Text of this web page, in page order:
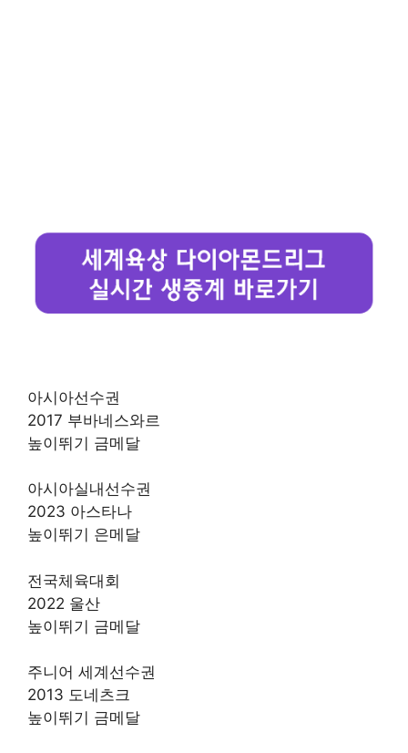
아시아선수권
2017 부바네스와르
높이뛰기 금메달
아시아실내선수권
2023 아스타나
높이뛰기 은메달
전국체육대회
2022 울산
높이뛰기 금메달
주니어 세계선수권
2013 도네츠크
높이뛰기 금메달